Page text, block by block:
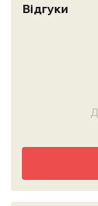
Відгуки